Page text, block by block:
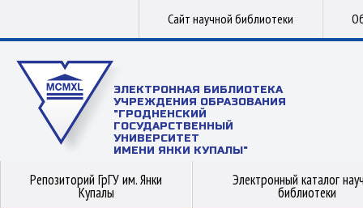
Сайт научной библиотеки
ЭЛЕКТРОННАЯ БИБЛИОТЕКА
УЧРЕЖДЕНИЯ ОБРАЗОВАНИЯ
"ГРОДНЕНСКИЙ
ГОСУДАРСТВЕННЫЙ
УНИВЕРСИТЕТ
ИМЕНИ ЯНКИ КУПАЛЫ"
Репозиторий ГрГУ им. Янки
Купалы
Электронный каталог
библиотеки